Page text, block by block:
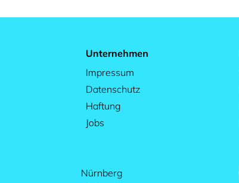
Unternehmen
Impressum
Datenschutz
Haftung
Jobs
Nürnberg